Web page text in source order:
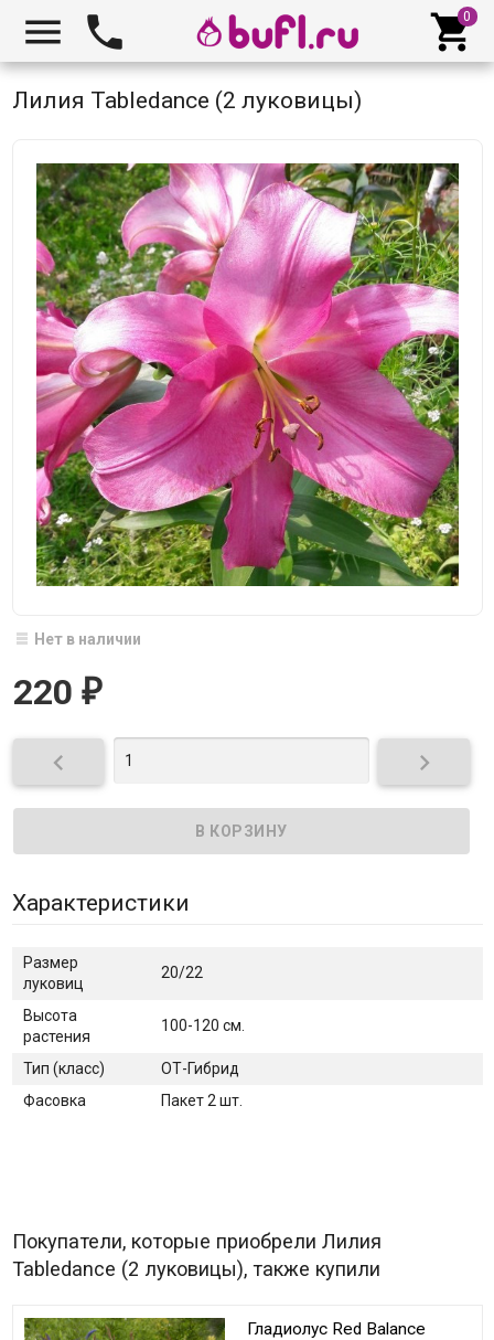
  
Лилия Tabledance (2 луковицы)
Нет в наличии
220 ₽
 
Характеристики
Размер
луковиц
20/22
Высота
растения
100-120 см.
Тип (класс)
ОТ-Гибрид
Фасовка
Пакет 2 шт.
Покупатели, которые приобрели Лилия
Tabledance (2 луковицы), также купили
Гладиолус Red Balance